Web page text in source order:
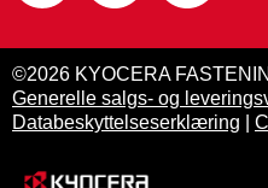
©2026 KYOCERA
Generelle salgs- og
Databeskyttelseserklæring